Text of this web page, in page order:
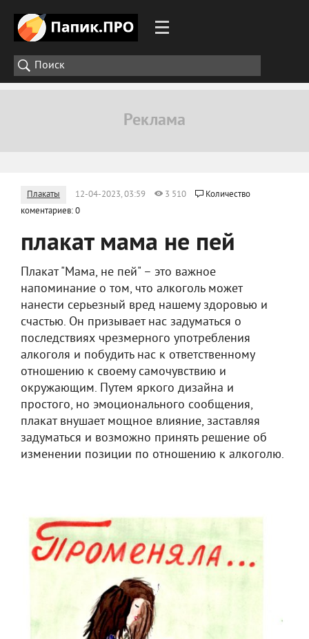
Плакаты 12-04-2023, 03:59 3 510
Количество
коментариев: 0
плакат мама не пей
Плакат "Мама, не пей" – это важное
напоминание о том, что алкоголь может
нанести серьезный вред нашему здоровью и
счастью. Он призывает нас задуматься о
последствиях чрезмерного употребления
алкоголя и побудить нас к ответственному
отношению к своему самочувствию и
окружающим. Путем яркого дизайна и
простого, но эмоционального сообщения,
плакат внушает мощное влияние, заставляя
задуматься и возможно принять решение об
изменении позиции по отношению к алкоголю.